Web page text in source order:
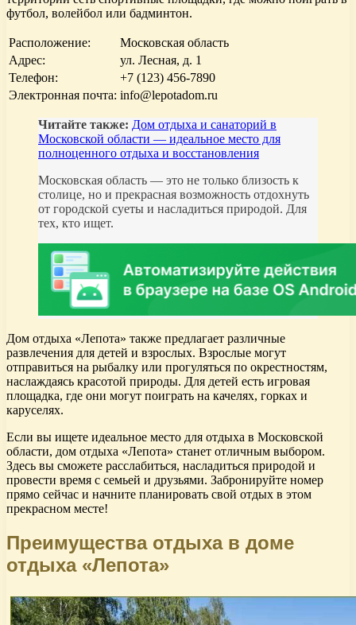
футбол, волейбол или бадминтон.
Расположение:
Московская область
Адрес:
ул. Лесная, д. 1
Телефон:
+7 (123) 456-7890
Электронная почта: info@lepotadom.ru
Читайте также: Дом отдыха и санаторий в
Московской области — идеальное место для
полноценного отдыха и восстановления
Московская область — это не только близость к
столице, но и прекрасная возможность отдохнуть
от городской суеты и насладиться природой. Для
тех, кто ищет.
Дом отдыха «Лепота» также предлагает различные
развлечения для детей и взрослых. Взрослые могут
отправиться на рыбалку или прогуляться по окрестностям,
наслаждаясь красотой природы. Для детей есть игровая
площадка, где они могут поиграть на качелях, горках и
каруселях.
Если вы ищете идеальное место для отдыха в Московской
области, дом отдыха «Лепота» станет отличным выбором.
Здесь вы сможете расслабиться, насладиться природой и
провести время с семьей и друзьями. Забронируйте номер
прямо сейчас и начните планировать свой отдых в этом
прекрасном месте!
Преимущества отдыха в доме
отдыха «Лепота»